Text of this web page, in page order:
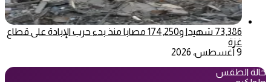
73,386 شهيدا و174,250 مصابا منذ بدء حرب الإبادة على قطاع
غزة
9 أغسطس، 2026
حالة الطقس